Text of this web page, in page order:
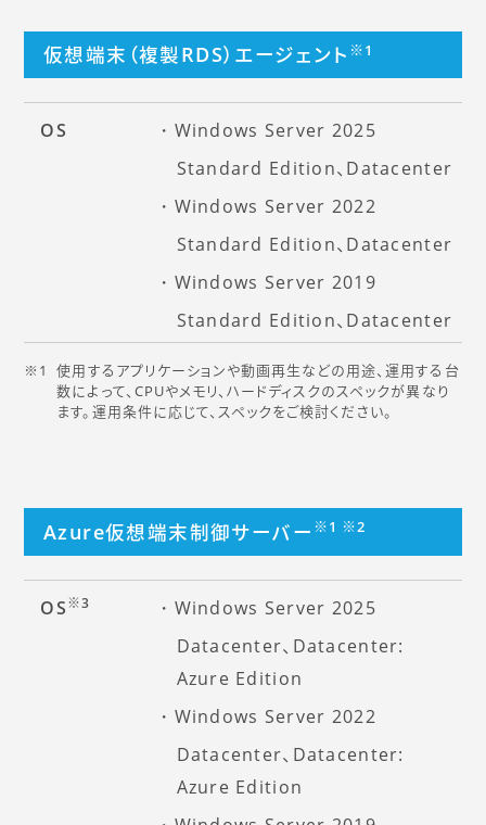
仮想端末（複製RDS）エージェント ※1
OS
Windows Server 2025
Standard Edition、Datacenter
Windows Server 2022
Standard Edition、Datacenter
Windows Server 2019
Standard Edition、Datacenter
使用するアプリケーションや動画再生などの用途、運用する台
数によって、CPUやメモリ、ハードディスクのスペックが異なり
ます。運用条件に応じて、スペックをご検討ください。
Azure仮想端末制御サーバー ※1 ※2
OS※3
Windows Server 2025
Datacenter、Datacenter:
Azure Edition
Windows Server 2022
Datacenter、Datacenter:
Azure Edition